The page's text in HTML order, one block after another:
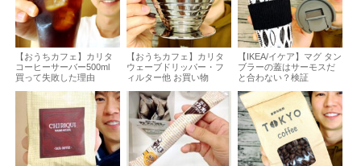
【おうちカフェ】カリタ
コーヒーサーバー500ml
買って失敗した理由
【おうちカフェ】カリタ
ウェーブドリッパー・フ
ィルター他 お買い物
【IKEA/イケア】マグ タン
ブラーの蓋はサーモスだ
と合わない？検証